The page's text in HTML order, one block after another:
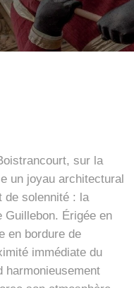
sur la
un joyau architectural
de solennité : la
Guillebon. Érigée en
en bordure de
immédiate du
harmonieusement